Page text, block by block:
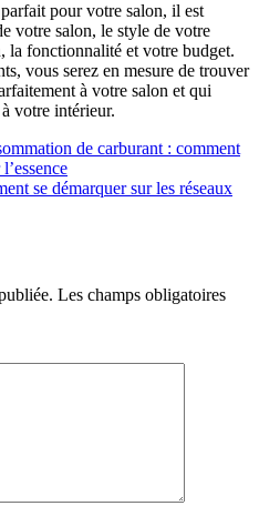
pour votre salon, il est
votre salon, le style de votre
la fonctionnalité et votre budget.
vous serez en mesure de trouver
à votre salon et qui
votre intérieur.
de carburant : comment
se démarquer sur les réseaux
Les champs obligatoires